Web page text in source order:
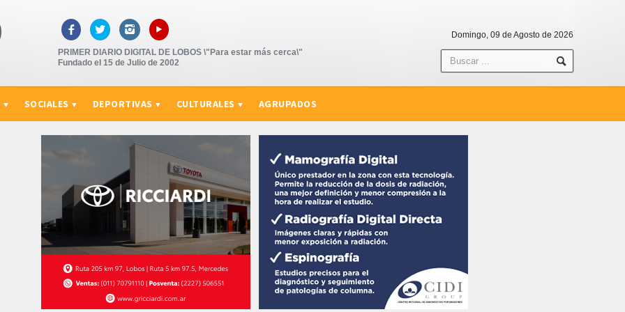
   ▸
PRIMER DIARIO DIGITAL DE LOBOS \"Para estar más cerca\"
Fundado el 15 de Julio de 2002
Domingo, 09 de Agosto de 2026
SOCIALES DEPORTIVAS CULTURALES AGRUPADOS